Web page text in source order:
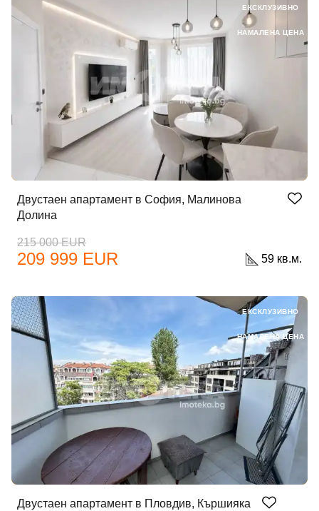
Двустаен апартамент в София, Малинова
Долина
215 000 EUR
209 999 EUR 59 кв.м.
ЕКСКЛУЗИВНО
НАМАЛЕНА ЦЕНА
Двустаен апартамент в Пловдив, Кършияка
ЕКСКЛУЗИВНО
НАМАЛЕНА ЦЕНА